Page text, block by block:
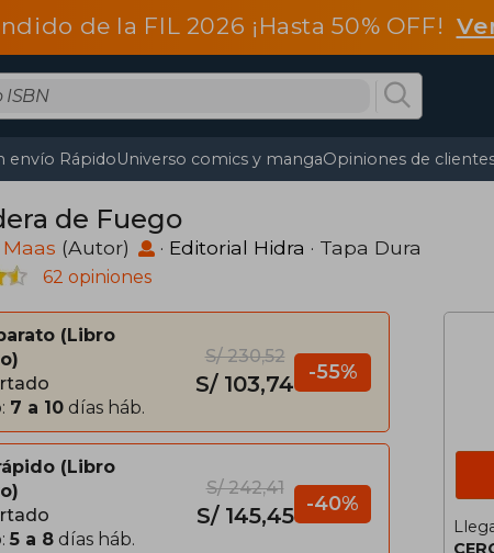
de la FIL 2026 ¡Hasta 50% OFF!
envío RápidoUniverso comics y mangaOpiniones de
de Fuego
Maas (Autor) · Editorial Hidra · Tapa Dura
62 opiniones
Libro
7 a 10 días háb.
S/ 230,52
S/ 103,74 -55%
Libro
5 a 8 días háb.
S/ 242,41
S/ 145,45 -40%